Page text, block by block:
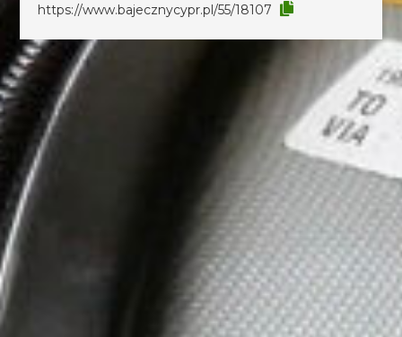
https://www.bajecznycypr.pl/55/18107